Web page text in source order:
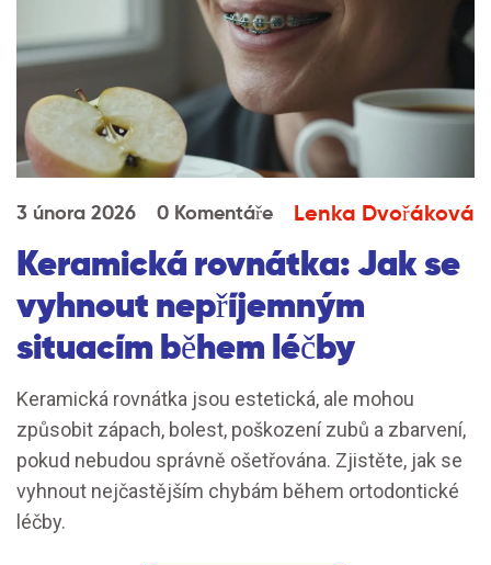
3 února 2026 0 Komentáře Lenka Dvořáková
Keramická rovnátka: Jak se
vyhnout nepříjemným
situacím během léčby
Keramická rovnátka jsou estetická, ale mohou
způsobit zápach, bolest, poškození zubů a zbarvení,
pokud nebudou správně ošetřována. Zjistěte, jak se
vyhnout nejčastějším chybám během ortodontické
léčby.